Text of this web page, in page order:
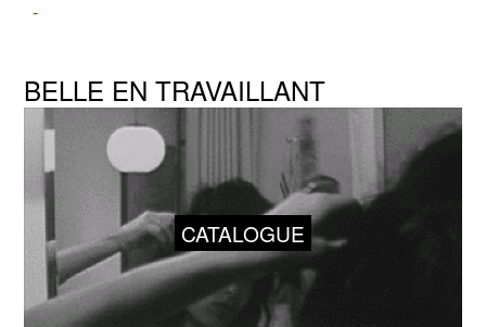
BELLE EN TRAVAILLANT
CATALOGUE